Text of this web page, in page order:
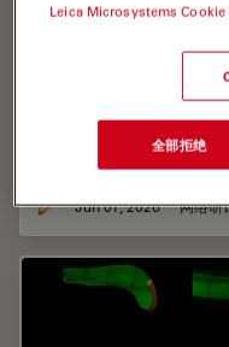
Multiscale
Content to Light
Learn multiscale
phenotyping, gentle
reproducible
Jun 01, 2026 网络研
Leica Microsystems
全部拒绝